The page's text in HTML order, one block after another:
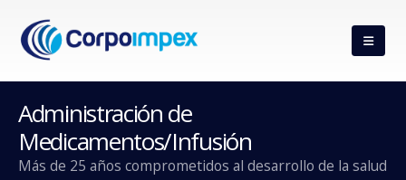
Administración de
Medicamentos/Infusión
Más de 25 años comprometidos al desarrollo de la salud